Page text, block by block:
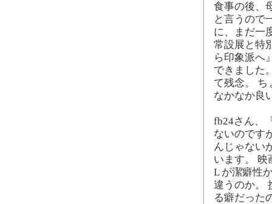
食事の後、
と言うので
に、まだ一
常設展と特
ら印象派へ
できました
て残念。 ち
なかなか良
fb24さん、
ないのです
んじゃない
います。 映
L が潔癖性
違うのか。
る癖だった